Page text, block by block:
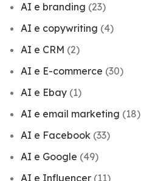
AI e branding (23)
AI e copywriting (4)
AI e CRM (2)
AI e E-commerce (30)
AI e Ebay(1)
AI e email marketing (18)
AI e Facebook(33)
AI e Google (49)
AI e Influencer(11)